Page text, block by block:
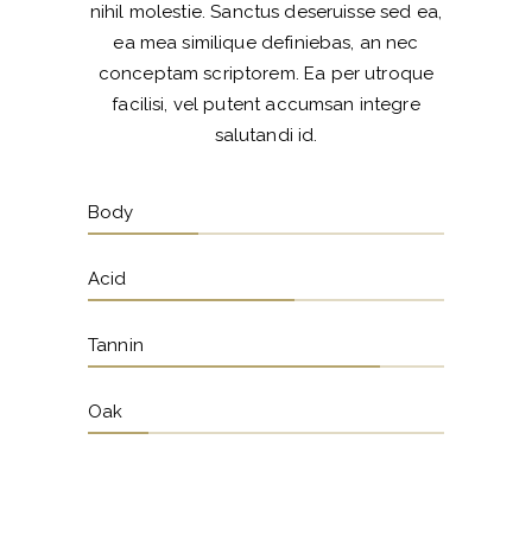
nihil molestie. Sanctus deseruisse sed ea,
ea mea similique definiebas, an nec
conceptam scriptorem. Ea per utroque
facilisi, vel putent accumsan integre
salutandi id.
Body
Acid
Tannin
Oak